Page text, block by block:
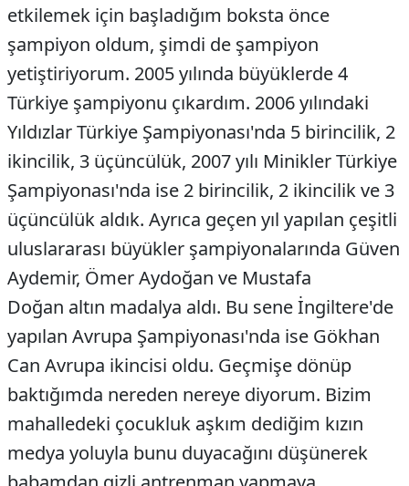
etkilemek için başladığım boksta önce
şampiyon oldum, şimdi de şampiyon
yetiştiriyorum. 2005 yılında büyüklerde 4
Türkiye şampiyonu çıkardım. 2006 yılındaki
Yıldızlar Türkiye Şampiyonası'nda 5 birincilik, 2
ikincilik, 3 üçüncülük, 2007 yılı Minikler Türkiye
Şampiyonası'nda ise 2 birincilik, 2 ikincilik ve 3
üçüncülük aldık. Ayrıca geçen yıl yapılan çeşitli
uluslararası büyükler şampiyonalarında Güven
Aydemir, Ömer Aydoğan ve Mustafa
Doğan altın madalya aldı. Bu sene İngiltere'de
yapılan Avrupa Şampiyonası'nda ise Gökhan
Can Avrupa ikincisi oldu. Geçmişe dönüp
baktığımda nereden nereye diyorum. Bizim
mahalledeki çocukluk aşkım dediğim kızın
medya yoluyla bunu duyacağını düşünerek